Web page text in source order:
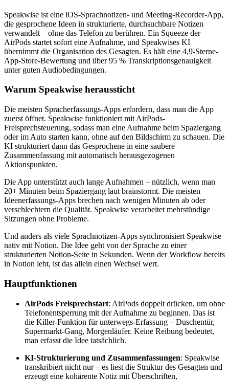
Speakwise ist eine iOS-Sprachnotizen- und Meeting-Recorder-App,
die gesprochene Ideen in strukturierte, durchsuchbare Notizen
verwandelt – ohne das Telefon zu berühren. Ein Squeeze der
AirPods startet sofort eine Aufnahme, und Speakwises KI
übernimmt die Organisation des Gesagten. Es hält eine 4,9-Sterne-
App-Store-Bewertung und über 95 % Transkriptionsgenauigkeit
unter guten Audiobedingungen.
Warum Speakwise heraussticht
Die meisten Spracherfassungs-Apps erfordern, dass man die App
zuerst öffnet. Speakwise funktioniert mit AirPods-
Freisprechsteuerung, sodass man eine Aufnahme beim Spaziergang
oder im Auto starten kann, ohne auf den Bildschirm zu schauen. Die
KI strukturiert dann das Gesprochene in eine saubere
Zusammenfassung mit automatisch herausgezogenen
Aktionspunkten.
Die App unterstützt auch lange Aufnahmen – nützlich, wenn man
20+ Minuten beim Spaziergang laut brainstormt. Die meisten
Ideenerfassungs-Apps brechen nach wenigen Minuten ab oder
verschlechtern die Qualität. Speakwise verarbeitet mehrstündige
Sitzungen ohne Probleme.
Und anders als viele Sprachnotizen-Apps synchronisiert Speakwise
nativ mit Notion. Die Idee geht von der Sprache zu einer
strukturierten Notion-Seite in Sekunden. Wenn der Workflow bereits
in Notion lebt, ist das allein einen Wechsel wert.
Hauptfunktionen
AirPods Freisprechstart: AirPods doppelt drücken, um ohne
Telefonentsperrung mit der Aufnahme zu beginnen. Das ist
die Killer-Funktion für unterwegs-Erfassung – Duschentür,
Supermarkt-Gang, Morgenläufer. Keine Reibung bedeutet,
man erfasst die Idee tatsächlich.
KI-Strukturierung und Zusammenfassungen: Speakwise
transkribiert nicht nur – es liest die Struktur des Gesagten und
erzeugt eine kohärente Notiz mit Überschriften,